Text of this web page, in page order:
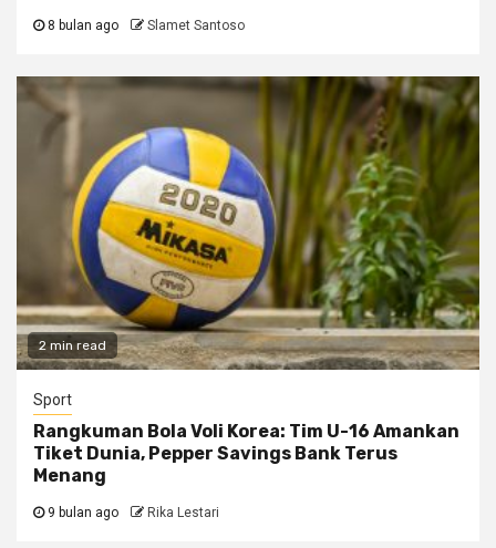
8 bulan ago Slamet Santoso
2 min read
Sport
Rangkuman Bola Voli Korea: Tim U-16 Amankan
Tiket Dunia, Pepper Savings Bank Terus
Menang
9 bulan ago Rika Lestari